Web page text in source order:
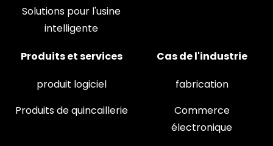
Solutions pour l'usine
intelligente
Produits et services
produit logiciel
Produits de quincaillerie
Cas de l'industrie
fabrication
Commerce
électronique